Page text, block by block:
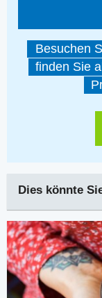
Besuchen
finden Sie
Dies könnte